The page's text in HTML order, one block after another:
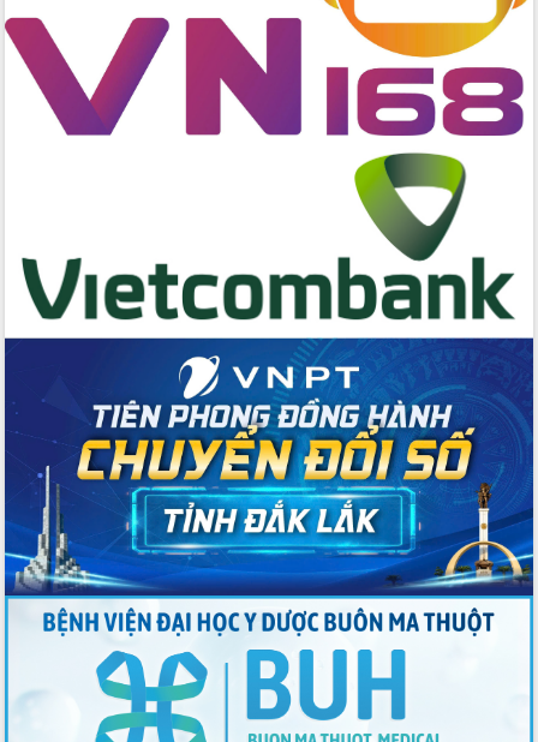
Sôi nổi Hội đua ngựa truyền thống Gò
Thì Thùng mừng Xuân Bính Ngọ 2026
Lãnh đạo tỉnh dâng hương tưởng niệm
tại Đập Đồng Cam đầu Xuân Bính Ngọ
Đắk Lắk tập trung toàn lực khắc phục
tồn tại IUU, sẵn sàng làm việc với
Đoàn thanh tra EC
Chủ tịch UBND tỉnh Tạ Anh Tuấn thăm,
chúc mừng các bệnh viện nhân Ngày
Thầy thuốc Việt Nam
Rộn ràng lễ hội truyền thống Sông
nước Đà Nông lần thứ I năm 2026
Kỳ họp Chuyên đề lần thứ Năm, HĐND
tỉnh Đắk Lắk thông qua các nghị quyết
quan trọng
Thống nhất danh sách giới thiệu ứng
cử đại biểu Quốc hội khoá XVI và đại
biểu HĐND tỉnh Đắk Lắk, nhiệm kỳ
2026-2031
Phát động hai phong trào thi đua quan
trọng trong kỷ nguyên mới
Hội nghị lần thứ tư Ban Chỉ đạo công